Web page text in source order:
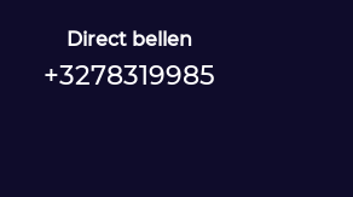
Direct bellen
+3278319985